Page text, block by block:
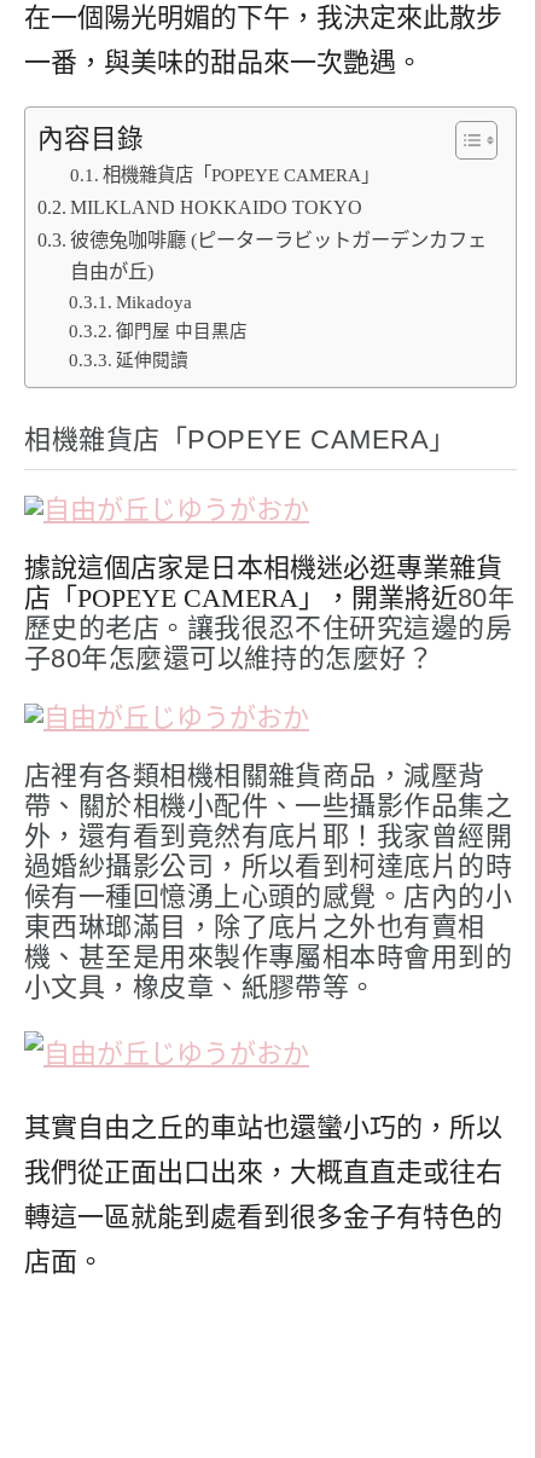
在一個陽光明媚的下午，我決定來此散步
一番，與美味的甜品來一次艷遇。
內容目錄
相機雜貨店「POPEYE CAMERA」
MILKLAND HOKKAIDO TOKYO
彼德兔咖啡廳 (ピーターラビットガーデンカフェ
自由が丘)
Mikadoya
御門屋 中目黒店
延伸閱讀
相機雜貨店「POPEYE CAMERA」
據說這個店家是日本相機迷必逛專業雜貨
店「POPEYE CAMERA」，開業將近80年
歷史的老店。讓我很忍不住研究這邊的房
子80年怎麼還可以維持的怎麼好？
店裡有各類相機相關雜貨商品，減壓背
帶、關於相機小配件、一些攝影作品集之
外，還有看到竟然有底片耶！我家曾經開
過婚紗攝影公司，所以看到柯達底片的時
候有一種回憶湧上心頭的感覺。店內的小
東西琳瑯滿目，除了底片之外也有賣相
機、甚至是用來製作專屬相本時會用到的
小文具，橡皮章、紙膠帶等。
其實自由之丘的車站也還蠻小巧的，所以
我們從正面出口出來，大概直直走或往右
轉這一區就能到處看到很多金子有特色的
店面。